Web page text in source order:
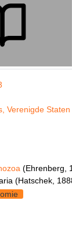
Verenigde
(Ehrenberg,
(Hatschek,